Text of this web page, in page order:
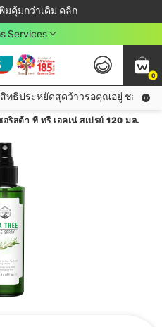
มคุ้มกว่าเดิม คลิก
ก ลดเพิ่มจุก ๆ 10%! 🎉
มื่อชอป 499฿
น คลับดียังไง?
Services
0
มีบัตรสมาชิกวัตสัน คลับรึยัง? สิทธิประหยัดสุดว้าวรอคุณอยู่ ชอปคุ้มกว่าเดิม คลิก!
ทธิประหยัดสุดว้าวรอคุณอยู่ ชอปคุ้มก
อริสต้า ที ทรี เอคเน่ สเปรย์ 120 มล.